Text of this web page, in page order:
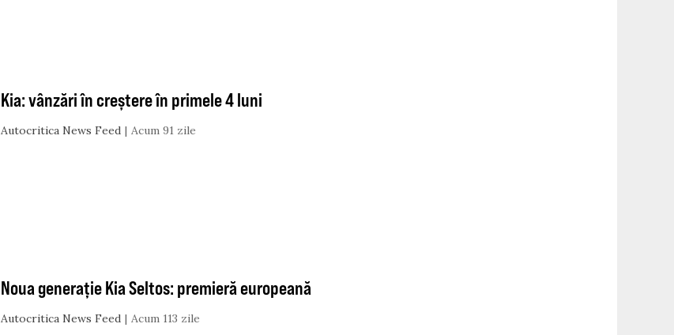
Kia: vânzări în creștere în primele 4 luni
Autocritica News Feed Acum 91 zile
Noua generație Kia Seltos: premieră europeană
Autocritica News Feed Acum 113 zile